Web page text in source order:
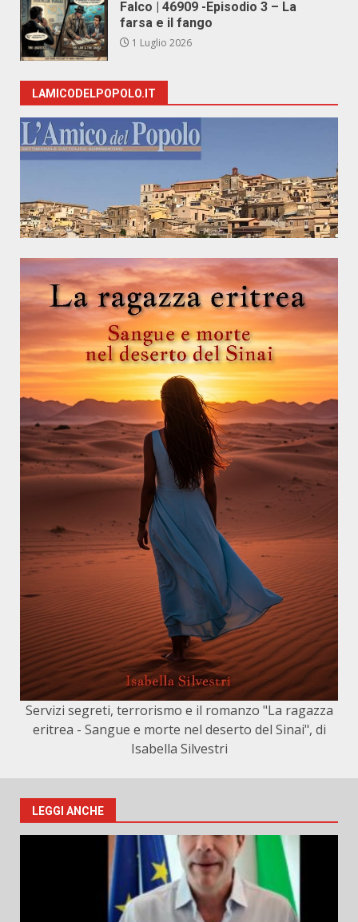
Falco | 46909 -Episodio 3 – La
farsa e il fango
1 Luglio 2026
LAMICODELPOPOLO.IT
Servizi segreti, terrorismo e il romanzo "La ragazza
eritrea - Sangue e morte nel deserto del Sinai", di
Isabella Silvestri
LEGGI ANCHE